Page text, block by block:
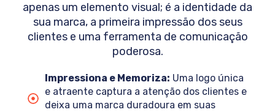
apenas um elemento visual; é a identidade da
sua marca, a primeira impressão dos seus
clientes e uma ferramenta de comunicação
poderosa.
Impressiona e Memoriza: Uma logo única
e atraente captura a atenção dos clientes e
deixa uma marca duradoura em suas